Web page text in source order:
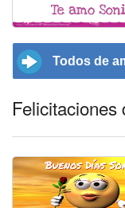
Todos de
Felicitaciones